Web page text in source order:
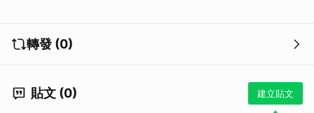
康」，但他多次被拍到手部出現不明瘀青。7月出席世俱盃決賽時，又被
捕捉到腿部異常腫脹的情況。7/17在白宮接見巴林王儲時，明顯看出川普
防
轉發 (0)
貼文 (0) 建立貼文